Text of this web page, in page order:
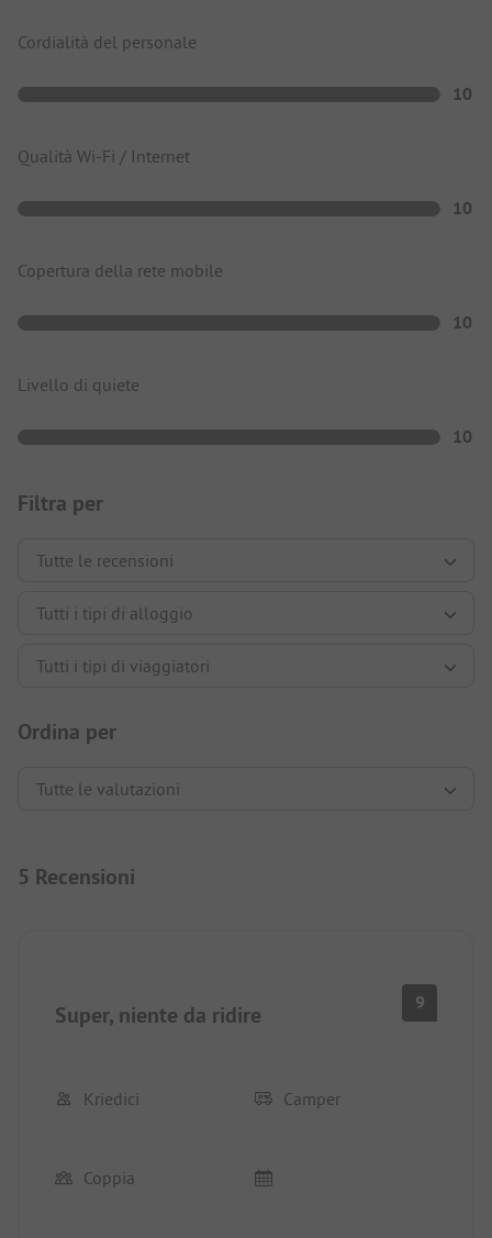
Cordialità del personale
10
Qualità Wi-Fi / Internet
10
Copertura della rete mobile
10
Livello di quiete
10
Filtra per
Ordina per
5 Recensioni
Super, niente da ridire 9
Kriedici Camper
Coppia